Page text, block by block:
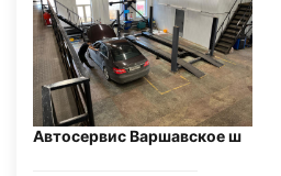
Автосервис Варшавское ш